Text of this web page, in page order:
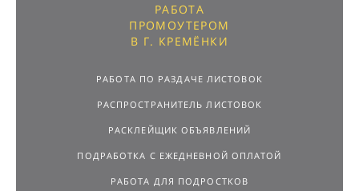
РАБОТА
ПРОМОУТЕРОМ
В Г. КРЕМЁНКИ
РАБОТА ПО РАЗДАЧЕ ЛИСТОВОК
РАСПРОСТРАНИТЕЛЬ ЛИСТОВОК
РАСКЛЕЙЩИК ОБЪЯВЛЕНИЙ
ПОДРАБОТКА С ЕЖЕДНЕВНОЙ ОПЛАТОЙ
РАБОТА ДЛЯ ПОДРОСТКОВ